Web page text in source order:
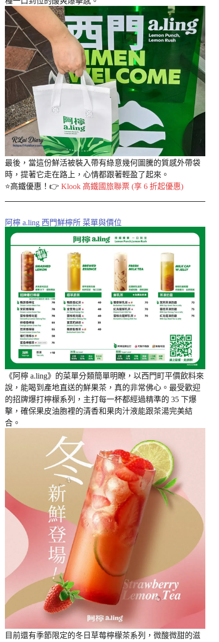
最後，當這份鮮活被裝入帶有綠意幾何圖騰的質感外帶袋
時，提著它走在路上，心情都跟著輕盈了起來。
⭐️高鐵優惠！👉 Klook 高鐵國旅聯票 (享 6 折起優惠)
阿檸 a.ling 西門鮮檸所 菜單與價位
《阿檸 a.ling》的菜單分類簡單明瞭，以西門町平價飲料來
說，能喝到產地直送的鮮果茶，真的非常佛心。最受歡迎
的招牌爆打檸檬系列，主打每一杯都經過精準的 35 下爆
擊，確保果皮油胞裡的清香和果肉汁液能跟茶湯完美結
合。
目前還有季節限定的冬日草莓檸檬茶系列，微酸微甜的滋